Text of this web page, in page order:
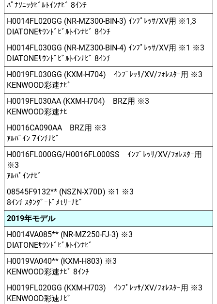
ﾊﾟﾅｿﾆｯｸﾋﾞﾙﾄｲﾝﾅﾋﾞ 8ｲﾝﾁ
H0014FL020GG (NR-MZ300-BIN-3) ｲﾝﾌﾟﾚｯｻ/XV用 ※1,3
DIATONEｻｳﾝﾄﾞﾋﾞﾙﾄｲﾝﾅﾋﾞ 8ｲﾝﾁ
H0014FL030GG (NR-MZ300-BIN-4) ｲﾝﾌﾟﾚｯｻ/XV用 ※1 ※3
DIATONEｻｳﾝﾄﾞﾋﾞﾙﾄｲﾝﾅﾋﾞ 8ｲﾝﾁ
H0019FL030GG (KXM-H704) ｲﾝﾌﾟﾚｯｻ/XV/ﾌｫﾚｽﾀｰ用 ※3
KENWOOD彩速ﾅﾋﾞ
H0019FL030AA (KXM-H704) BRZ用 ※3
KENWOOD彩速ﾅﾋ
H0016CA090AA BRZ用 ※3
ｱﾙﾊﾟｲﾝ 7ｲﾝﾁﾅﾋﾞ
H0016FL000GG/H0016FL000SS ｲﾝﾌﾟﾚｯｻ/XV/ﾌｫﾚｽﾀｰ用
※3
ｱﾙﾊﾟｲﾝﾅﾋﾞ
08545F9132** (NSZN-X70D) ※1 ※3
8ｲﾝﾁ ｽﾀﾝﾀﾞｰﾄﾞﾒﾓﾘｰﾅﾋﾞ
2019年モデル
H0014VA085** (NR-MZ250-FJ-3) ※3
DIATONEｻｳﾝﾄﾞﾋﾞﾙﾄｲﾝﾅﾋﾞ
H0019VA040** (KXM-H803) ※3
KENWOOD彩速ﾅﾋﾞ 8ｲﾝﾁ
H0019FL020GG (KXM-H703) ｲﾝﾌﾟﾚｯｻ/XV/ﾌｫﾚｽﾀｰ用 ※3
KENWOOD彩速ﾅﾋﾞ